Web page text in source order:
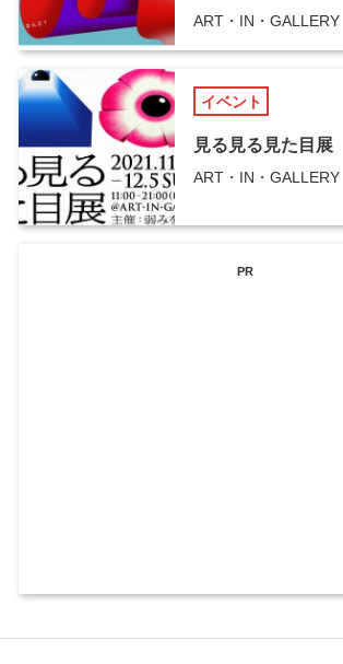
ART・IN・GALLERY
イベント
見る見る見た目展
ART・IN・GALLERY
PR